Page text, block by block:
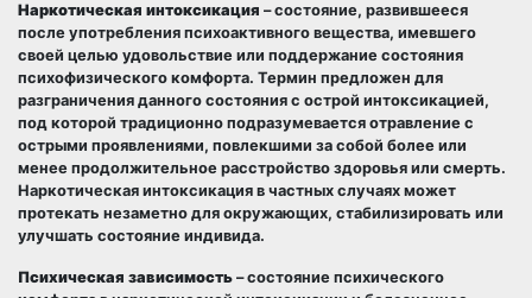
Наркотическая интоксикация – состояние, развившееся
после употребления психоактивного вещества, имевшего
своей целью удовольствие или поддержание состояния
психофизического комфорта. Термин предложен для
разграничения данного состояния с острой интоксикацией,
под которой традиционно подразумевается отравление с
острыми проявлениями, повлекшими за собой более или
менее продолжительное расстройство здоровья или смерть.
Наркотическая интоксикация в частных случаях может
протекать незаметно для окружающих, стабилизировать или
улучшать состояние индивида.
Психическая зависимость – состояние психического